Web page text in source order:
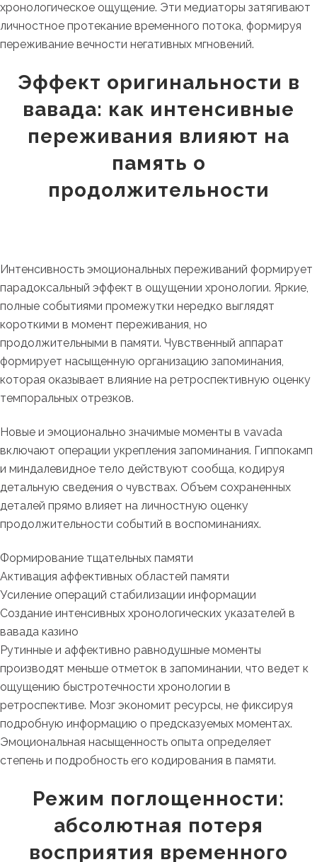
хронологическое ощущение. Эти медиаторы затягивают
личностное протекание временного потока, формируя
переживание вечности негативных мгновений.
Эффект оригинальности в
вавада: как интенсивные
переживания влияют на
память о
продолжительности
Интенсивность эмоциональных переживаний формирует
парадоксальный эффект в ощущении хронологии. Яркие,
полные событиями промежутки нередко выглядят
короткими в момент переживания, но
продолжительными в памяти. Чувственный аппарат
формирует насыщенную организацию запоминания,
которая оказывает влияние на ретроспективную оценку
темпоральных отрезков.
Новые и эмоционально значимые моменты в vavada
включают операции укрепления запоминания. Гиппокамп
и миндалевидное тело действуют сообща, кодируя
детальную сведения о чувствах. Объем сохраненных
деталей прямо влияет на личностную оценку
продолжительности событий в воспоминаниях.
Формирование тщательных памяти
Активация аффективных областей памяти
Усиление операций стабилизации информации
Создание интенсивных хронологических указателей в
вавада казино
Рутинные и аффективно равнодушные моменты
производят меньше отметок в запоминании, что ведет к
ощущению быстротечности хронологии в
ретроспективе. Мозг экономит ресурсы, не фиксируя
подробную информацию о предсказуемых моментах.
Эмоциональная насыщенность опыта определяет
степень и подробность его кодирования в памяти.
Режим поглощенности:
абсолютная потеря
восприятия временного